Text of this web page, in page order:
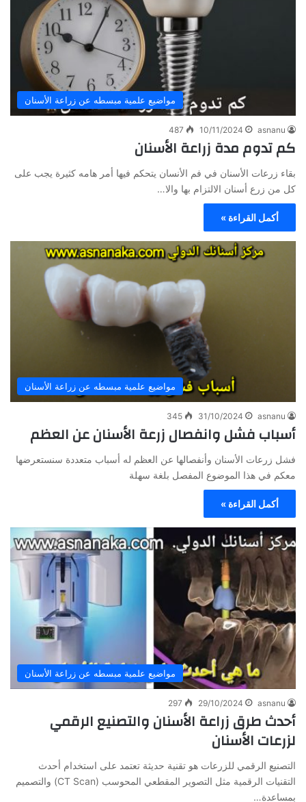
مواضيع علمية مبسطه عن زراعة الأسنان
asnanu
10/11/2024
487
كم تدوم مدة زراعة الأسنان
بقاء زرعات الأسنان في فم الأنسان يتحكم فيها أمر هامه كثيرة يجب على
كل من زرع أسنان الالتزام بها والا…
أكمل القراءة »
مواضيع علمية مبسطه عن زراعة الأسنان
asnanu
31/10/2024
345
أسباب فشل وانفصال زرعة الأسنان عن العظم
فشل زرعات الأسنان وأنفصالها عن العظم له أسباب متعددة سنستعرضها
معكم في هذا الموضوع المفصل بلغة سهلة
أكمل القراءة »
مواضيع علمية مبسطه عن زراعة الأسنان
asnanu
29/10/2024
297
أحدث طرق زراعة الأسنان والتصنيع الرقمي
لزرعات الأسنان
التصنيع الرقمي للزرعات هو تقنية حديثة تعتمد على استخدام أحدث
التقنيات الرقمية مثل التصوير المقطعي المحوسب (CT Scan) والتصميم
بمساعدة…